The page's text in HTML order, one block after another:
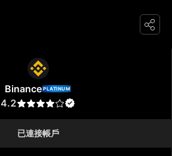
Binance PLATINUM
4.2
已連接帳戶